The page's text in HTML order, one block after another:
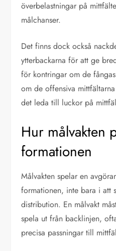
överbelastningar på
målchanser.
Det finns dock också
ytterbackarna för att ge
för kontringar om de
om de offensiva
det leda till luckor på
Hur målvakten
formationen
Målvakten spelar en
formationen, inte bara i att
distribution. En målvakt
spela ut från backlinjen,
precisa passningar till